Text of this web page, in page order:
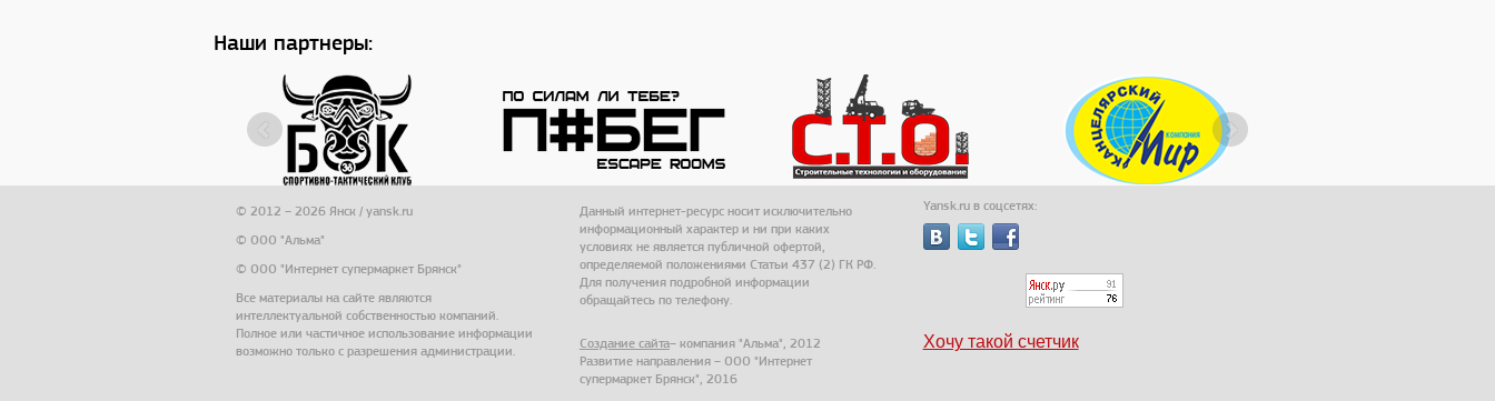
Наши партнеры:
© 2012 – 2026 Янск / yansk.ru
© ООО "Альма"
© ООО "Интернет супермаркет Брянск"
Все материалы на сайте являются
интеллектуальной собственностью компаний.
Полное или частичное использование информации
возможно только с разрешения администрации.
Данный интернет-ресурс носит исключительно
информационный характер и ни при каких
условиях не является публичной офертой,
определяемой положениями Статьи 437 (2) ГК РФ.
Для получения подробной информации
обращайтесь по телефону.
Создание сайта– компания "Альма", 2012
Развитие направления – ООО "Интернет
супермаркет Брянск", 2016
Yansk.ru в соцсетях:
Хочу такой счетчик